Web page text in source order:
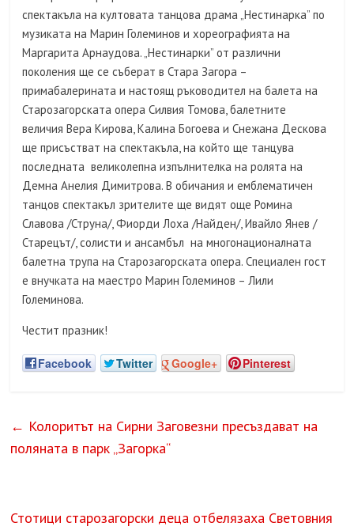
спектакъла на култовата танцова драма „Нестинарка” по
музиката на Марин Големинов и хореографията на
Маргарита Арнаудова. „Нестинарки” от различни
поколения ще се съберат в Стара Загора –
примабалерината и настоящ ръководител на балета на
Старозагорската опера Силвия Томова, балетните
величия Вера Кирова, Калина Богоева и Снежана Дескова
ще присъстват на спектакъла, на който ще танцува
последната великолепна изпълнителка на ролята на
Демна Анелия Димитрова. В обичания и емблематичен
танцов спектакъл зрителите ще видят още Ромина
Славова /Струна/, Фиорди Лоха /Найден/, Ивайло Янев /
Старецът/, солисти и ансамбъл на многонационалната
балетна трупа на Старозагорската опера. Специален гост
е внучката на маестро Марин Големинов – Лили
Големинова.
Честит празник!
Facebook Twitter Google+ Pinterest
← Колоритът на Сирни Заговезни пресъздават на
поляната в парк „Загорка“
Стотици старозагорски деца отбелязаха Световния